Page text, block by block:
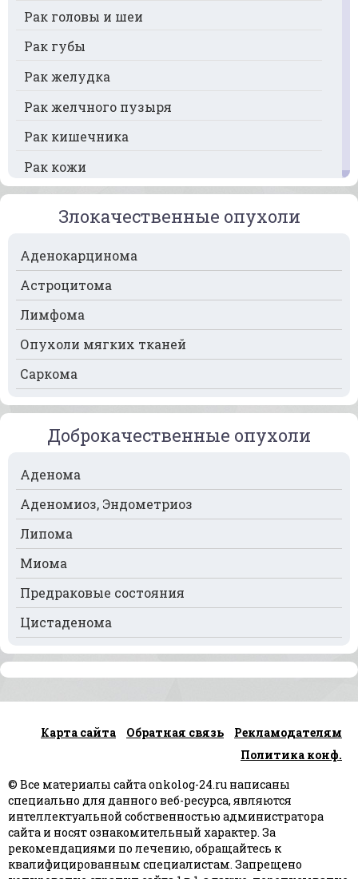
Рак головы и шеи
Рак губы
Рак желудка
Рак желчного пузыря
Рак кишечника
Рак кожи
Рак кости
Рак крови
Рак легких
Рак лимфоузлов
Рак молочной железы
Рак мочевого пузыря
Рак носа
Рак печени
Рак пищевода
Рак поджелудочной железы
Рак предстательной железы
Рак почек
Рак селезёнки
Рак сердца
Рак спинного мозга
Рак шейки матки
Рак языка
Рак яичников
Плоскоклеточный рак
Злокачественные опухоли
Аденокарцинома
Астроцитома
Лимфома
Опухоли мягких тканей
Саркома
Доброкачественные опухоли
Аденома
Аденомиоз, Эндометриоз
Липома
Миома
Предраковые состояния
Цистаденома
Карта сайта Обратная связь
Рекламодателям
Политика конф.
© Все материалы сайта onkolog-24.ru написаны
специально для данного веб-ресурса, являются
интеллектуальной собственностью администратора
сайта и носят ознакомительный характер. За
рекомендациями по лечению, обращайтесь к
квалифицированным специалистам. Запрещено